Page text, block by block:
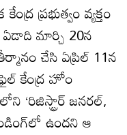
ప్రభుత్వం వ్యక్తం
ఏడాది మార్చి 20న
చేసి ఏప్రిల్‌ 11న
కేంద్ర హోం
‘రిజిస్ట్రార్‌ జనరల్‌,
ఉందని ఆ